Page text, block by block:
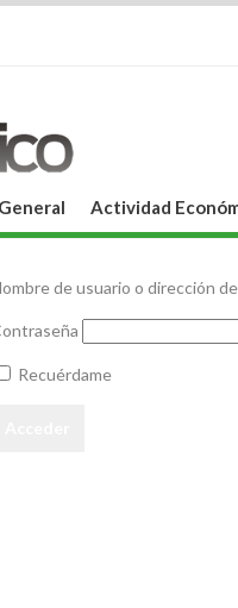
Actividad
de usuario o dirección
Recuérdame